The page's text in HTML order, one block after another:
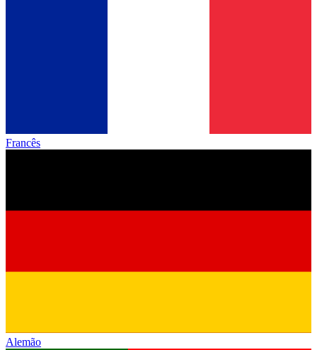
Francês
Alemão